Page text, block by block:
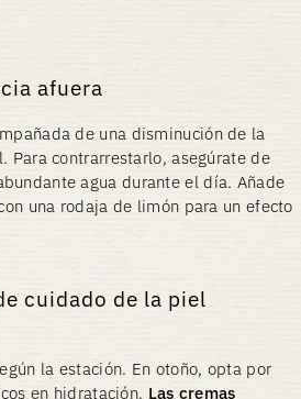
afuera
de una disminución de la
Para contrarrestarlo, asegúrate de
agua durante el día. Añade
una rodaja de limón para un efecto
cuidado de la piel
la estación. En otoño, opta por
en hidratación. Las cremas